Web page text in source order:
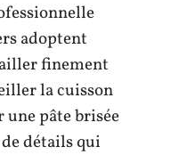
adoptent
finement
la cuisson
une pâte brisée
détails qui